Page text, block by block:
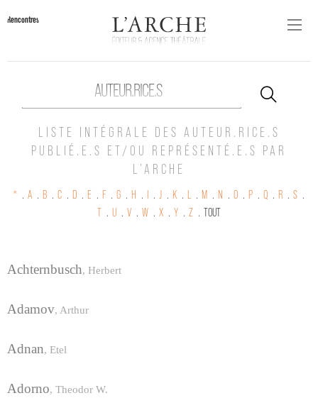
Rencontres
AUTEUR.RICE.S
LISTE INTÉGRALE DES AUTEUR.RICE.S
PUBLIÉ.E.S ET/OU REPRÉSENTÉ.E.S PAR
L’ARCHE
* . A . B . C . D . E . F . G . H . . J . K . . M . N . O . P . Q . R . S .
T . U . V . W . X . Y . Z . TOUT
Achternbusch, Herbert
Adamov, Arthur
Adnan, Etel
Adorno, Theodor W.